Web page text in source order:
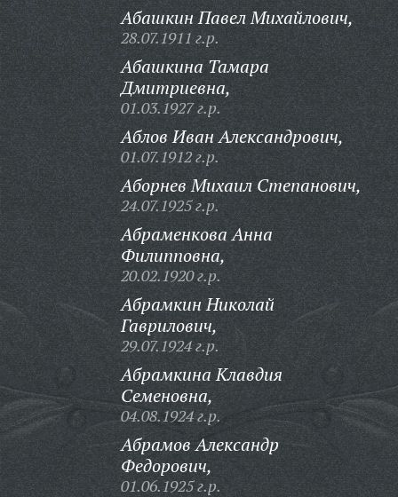
Абашкин Павел Михайлович,
28.07.1911 г.р.
Абашкина Тамара
Дмитриевна,
01.03.1927 г.р.
Аблов Иван Александрович,
01.07.1912 г.р.
Аборнев Михаил Степанович,
24.07.1925 г.р.
Абраменкова Анна
Филипповна,
20.02.1920 г.р.
Абрамкин Николай
Гаврилович,
29.07.1924 г.р.
Абрамкина Клавдия
Семеновна,
04.08.1924 г.р.
Абрамов Александр
Федорович,
01.06.1925 г.р.